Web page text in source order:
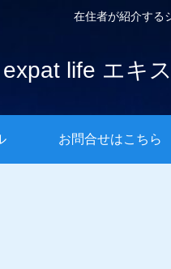
在住者が紹介する
expat life エキ
お問合せはこちら